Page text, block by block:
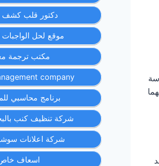
دكتور قلب كشف
موقع لحل الواجبات
مكتب ترجمة
company
برنامج محاسبي
شركة تنظيف كنب
شركة اعلانات
اسعاف